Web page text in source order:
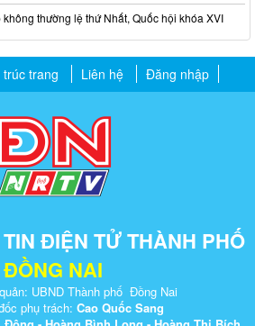
thường lệ thứ Nhất, Quốc hội khóa XVI
trúc trang Liên hệ Đăng nhập
ĐIỆN TỬ THÀNH PHỐ
ĐỒNG NAI
UBND Thành phố Đồng Nai
phụ trách: Cao Quốc Sang